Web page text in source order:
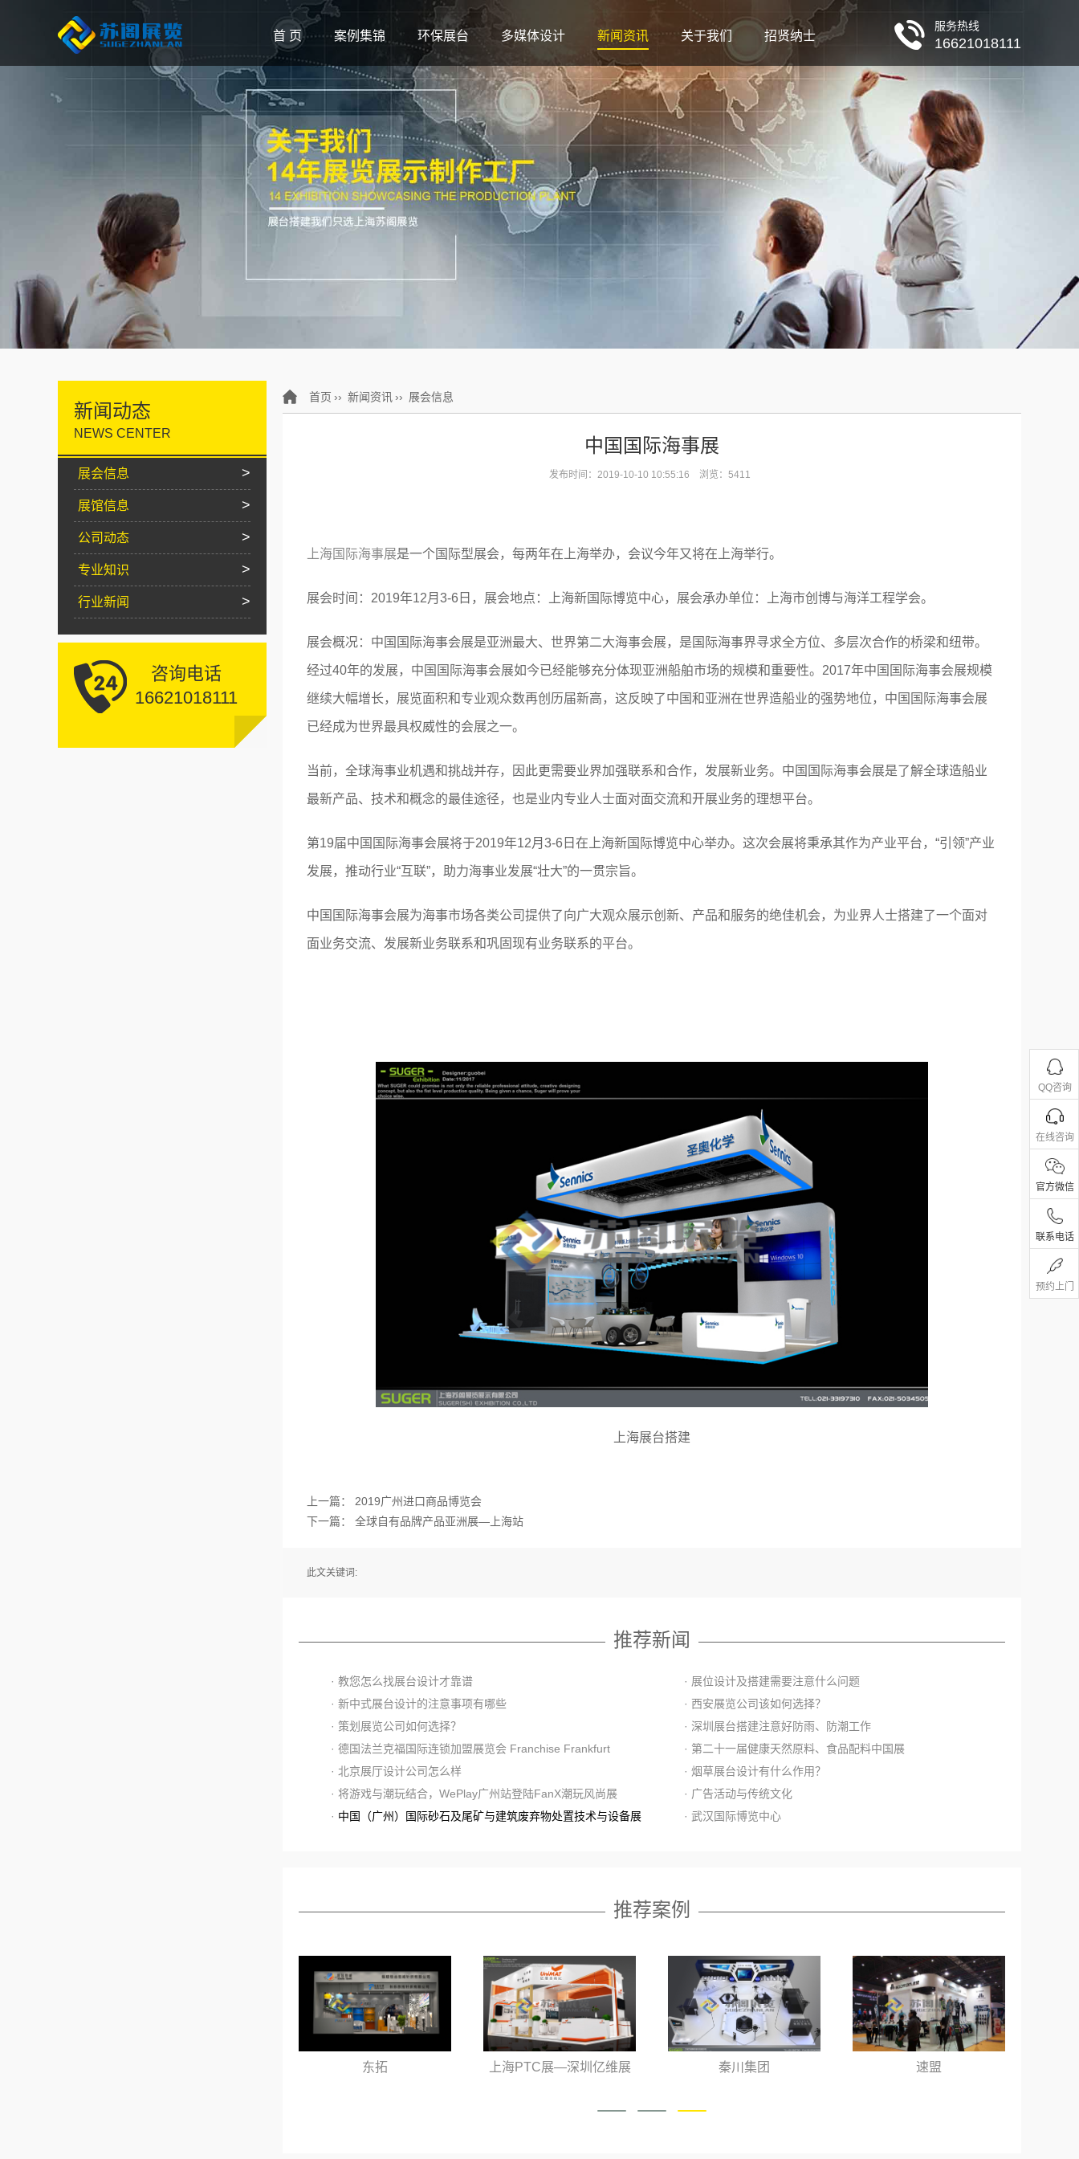
首 页 案例集锦 环保展台 多媒体设计 新闻资讯 关于我们 招贤纳士
服务热线
16621018111
首页 ›› 新闻资讯 ›› 展会信息
中国国际海事展
发布时间：2019-10-10 10:55:16 浏览：5411
上海国际海事展是一个国际型展会，每两年在上海举办，会议今年又将在上海举行。
展会时间：2019年12月3-6日，展会地点：上海新国际博览中心，展会承办单位：上海市创博与海洋工程学会。
展会概况：中国国际海事会展是亚洲最大、世界第二大海事会展，是国际海事界寻求全方位、多层次合作的桥梁和纽带。
经过40年的发展，中国国际海事会展如今已经能够充分体现亚洲船舶市场的规模和重要性。2017年中国国际海事会展规模
继续大幅增长，展览面积和专业观众数再创历届新高，这反映了中国和亚洲在世界造船业的强势地位，中国国际海事会展
已经成为世界最具权威性的会展之一。
当前，全球海事业机遇和挑战并存，因此更需要业界加强联系和合作，发展新业务。中国国际海事会展是了解全球造船业
最新产品、技术和概念的最佳途径，也是业内专业人士面对面交流和开展业务的理想平台。
第19届中国国际海事会展将于2019年12月3-6日在上海新国际博览中心举办。这次会展将秉承其作为产业平台，“引领”产业
发展，推动行业“互联”，助力海事业发展“壮大”的一贯宗旨。
中国国际海事会展为海事市场各类公司提供了向广大观众展示创新、产品和服务的绝佳机会，为业界人士搭建了一个面对
面业务交流、发展新业务联系和巩固现有业务联系的平台。
上海展台搭建
上一篇： 2019广州进口商品博览会
下一篇： 全球自有品牌产品亚洲展—上海站
此文关键词:
推荐新闻
· 教您怎么找展台设计才靠谱
· 展位设计及搭建需要注意什么问题
· 新中式展台设计的注意事项有哪些
· 西安展览公司该如何选择？
· 策划展览公司如何选择？
· 深圳展台搭建注意好防雨、防潮工作
· 德国法兰克福国际连锁加盟展览会 Franchise Frankfurt
· 第二十一届健康天然原料、食品配料中国展
· 北京展厅设计公司怎么样
· 烟草展台设计有什么作用？
· 将游戏与潮玩结合，WePlay广州站登陆FanX潮玩风尚展
· 广告活动与传统文化
· 中国（广州）国际砂石及尾矿与建筑废弃物处置技术与设备展 · 武汉国际博览中心
推荐案例
东拓 上海PTC展—深圳亿维展 秦川集团 速盟
新闻动态
NEWS CENTER
>
展会信息
>
展馆信息
>
公司动态
>
专业知识
>
行业新闻
咨询电话
16621018111
QQ咨询
在线咨询
官方微信
联系电话
预约上门